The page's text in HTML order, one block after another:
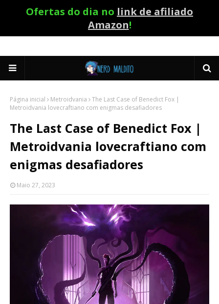
Ofertas do dia no link de afiliado
Amazon!
Página inicial Metroidvania
The Last Case of Benedict Fox |
Metroidvania lovecraftiano com enigmas desafiadores
The Last Case of Benedict Fox |
Metroidvania lovecraftiano com
enigmas desafiadores
Maio 27, 2023